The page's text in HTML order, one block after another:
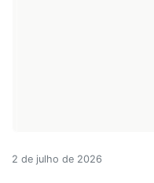
2 de julho de 2026